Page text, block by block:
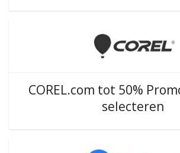
COREL.com tot 50%
selecteren